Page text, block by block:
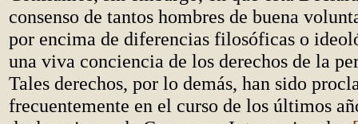
consenso de tantos hombres de buena
por encima de diferencias filosóficas o
una viva conciencia de los derechos de la
Tales derechos, por lo demás, han sido
frecuentemente en el curso de los últimos